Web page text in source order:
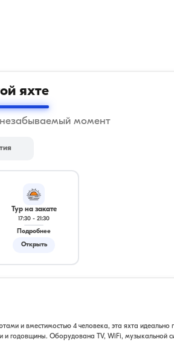
яхте
незабываемый момент
Тур на закате
17:30 - 21:30
Подробнее
Открыть
и вместимостью 4 человека, эта яхта идеально
и годовщины. Оборудована TV, WiFi, музыкальной